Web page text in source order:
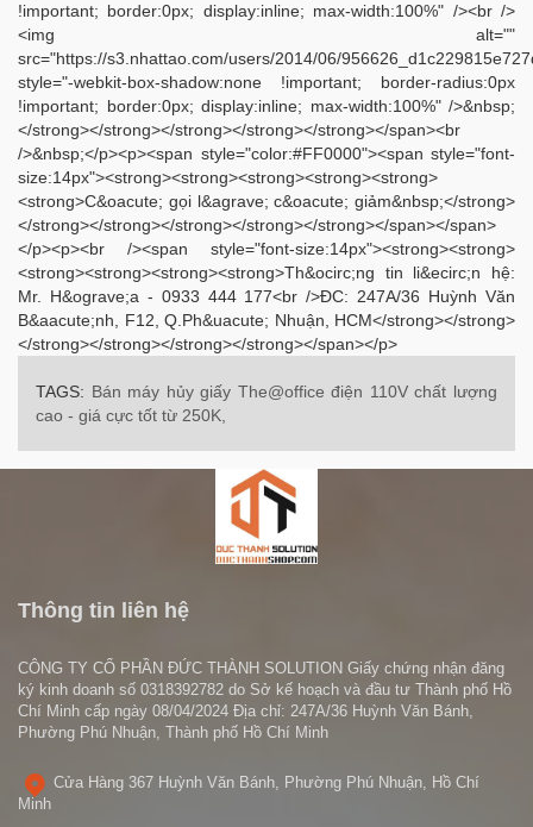
!important; border:0px; display:inline; max-width:100%" /><br />
<img alt=""
src="https://s3.nhattao.com/users/2014/06/
style="-webkit-box-shadow:none !important; border-radius:0px
!important; border:0px; display:inline; max-width:100%" />&nbsp;
</strong></strong></strong></strong></strong></span><br
/>&nbsp;</p><p><span style="color:#FF0000"><span style="font-
size:14px"><strong><strong><strong><strong><strong>
<strong>C&oacute; gọi l&agrave; c&oacute; giảm&nbsp;</strong>
</strong></strong></strong></strong></strong></span></span>
</p><p><br /><span style="font-size:14px"><strong><strong>
<strong><strong><strong><strong>Th&ocirc;ng tin li&ecirc;n hệ:
Mr. H&ograve;a - 0933 444 177<br />ĐC: 247A/36 Huỳnh Văn
B&aacute;nh, F12, Q.Ph&uacute; Nhuận, HCM</strong></strong>
</strong></strong></strong></strong></span></p>
TAGS: Bán máy hủy giấy The@office điện 110V chất lượng
cao - giá cực tốt từ 250K,
Thông tin liên hệ
CÔNG TY CỔ PHẦN ĐỨC THÀNH SOLUTION Giấy chứng nhận đăng
ký kinh doanh số 0318392782 do Sở kế hoạch và đầu tư Thành phố Hồ
Chí Minh cấp ngày 08/04/2024 Địa chỉ: 247A/36 Huỳnh Văn Bánh,
Phường Phú Nhuận, Thành phố Hồ Chí Minh
Cửa Hàng 367 Huỳnh Văn Bánh, Phường Phú Nhuận, Hồ Chí
Minh